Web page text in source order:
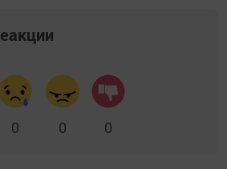
0 0 0